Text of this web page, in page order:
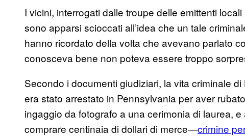
I vicini, interrogati dalle troupe delle emittenti
sono apparsi scioccati all’idea che un tale
hanno ricordato della volta che avevano parlato
conosceva bene non poteva essere troppo
Secondo i documenti giudiziari, la vita criminale
era stato arrestato in Pennsylvania per aver
ingaggio da fotografo a una cerimonia di laurea,
comprare centinaia di dollari di merce—crimine